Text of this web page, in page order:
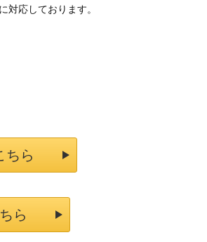
対応しております。
ちら
ら